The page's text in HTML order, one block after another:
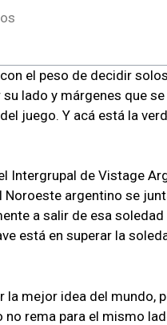
el peso de decidir
lado y márgenes que
juego. Y acá está la
Intergrupal de Vistage
argentino se
a salir de esa
está en superar la
mejor idea del mundo,
rema para el mismo